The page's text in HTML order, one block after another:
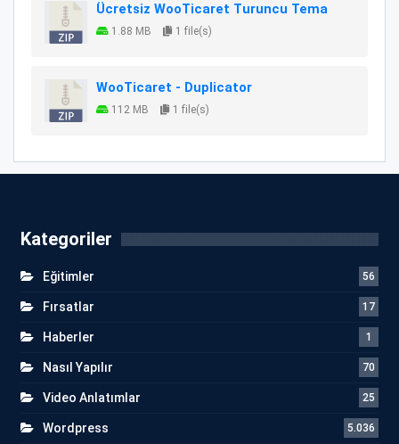
Ücretsiz WooTicaret Turuncu Tema
1.88 MB 1 file(s)
WooTicaret - Duplicator
112 MB 1 file(s)
Kategoriler
Eğitimler 56
Fırsatlar 17
Haberler 1
Nasıl Yapılır 70
Video Anlatımlar 25
Wordpress 5.036